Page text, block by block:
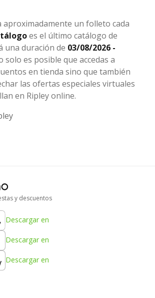
aproximadamente un folleto cada
es el último catálogo de
una duración de 03/08/2026 -
solo es posible que accedas a
en tienda sino que también
las ofertas especiales virtuales
en Ripley online.
y descuentos
Descargar en
Descargar en
Descargar en